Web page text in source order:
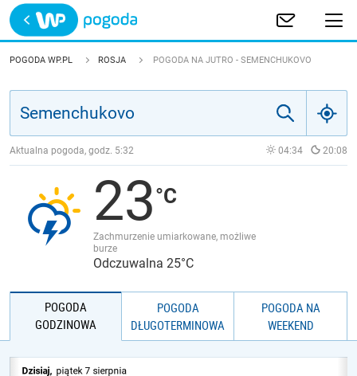
Trwa ładowanie
POLSKA
JAKOŚĆ POWIETRZA
POGODA WP.PL ROSJA POGODA NA JUTRO - SEMENCHUKOVO
Aktualna pogoda, godz. 5:32 04:34 20:08
23
Zachmurzenie umiarkowane, możliwe
burze
Odczuwalna 25°C
POGODA
GODZINOWA
POGODA
DŁUGOTERMINOWA
POGODA NA
WEEKEND